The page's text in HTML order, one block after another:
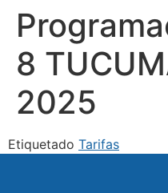
8
2025
Etiquetado Tarifas